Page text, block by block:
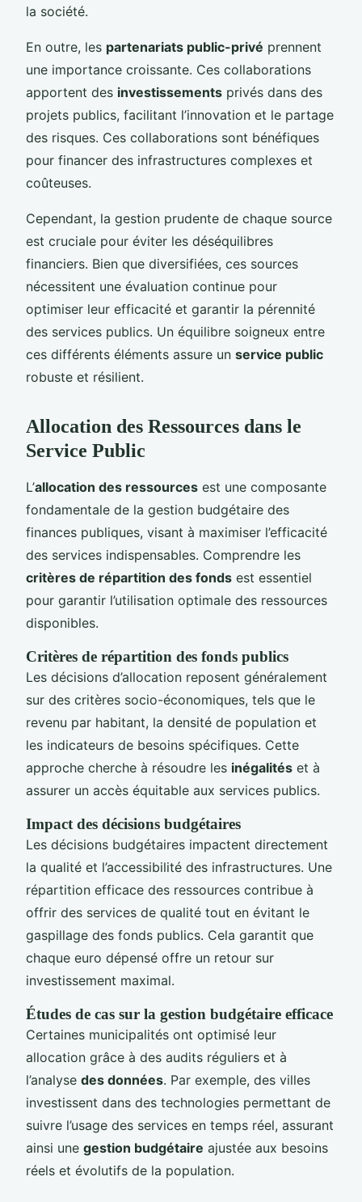
la société.
En outre, les partenariats public-privé prennent
une importance croissante. Ces collaborations
apportent des investissements privés dans des
projets publics, facilitant l’innovation et le partage
des risques. Ces collaborations sont bénéfiques
pour financer des infrastructures complexes et
coûteuses.
Cependant, la gestion prudente de chaque source
est cruciale pour éviter les déséquilibres
financiers. Bien que diversifiées, ces sources
nécessitent une évaluation continue pour
optimiser leur efficacité et garantir la pérennité
des services publics. Un équilibre soigneux entre
ces différents éléments assure un service public
robuste et résilient.
Allocation des Ressources dans le
Service Public
L’allocation des ressources est une composante
fondamentale de la gestion budgétaire des
finances publiques, visant à maximiser l’efficacité
des services indispensables. Comprendre les
critères de répartition des fonds est essentiel
pour garantir l’utilisation optimale des ressources
disponibles.
Critères de répartition des fonds publics
Les décisions d’allocation reposent généralement
sur des critères socio-économiques, tels que le
revenu par habitant, la densité de population et
les indicateurs de besoins spécifiques. Cette
approche cherche à résoudre les inégalités et à
assurer un accès équitable aux services publics.
Impact des décisions budgétaires
Les décisions budgétaires impactent directement
la qualité et l’accessibilité des infrastructures. Une
répartition efficace des ressources contribue à
offrir des services de qualité tout en évitant le
gaspillage des fonds publics. Cela garantit que
chaque euro dépensé offre un retour sur
investissement maximal.
Études de cas sur la gestion budgétaire efficace
Certaines municipalités ont optimisé leur
allocation grâce à des audits réguliers et à
l’analyse des données. Par exemple, des villes
investissent dans des technologies permettant de
suivre l’usage des services en temps réel, assurant
ainsi une gestion budgétaire ajustée aux besoins
réels et évolutifs de la population.